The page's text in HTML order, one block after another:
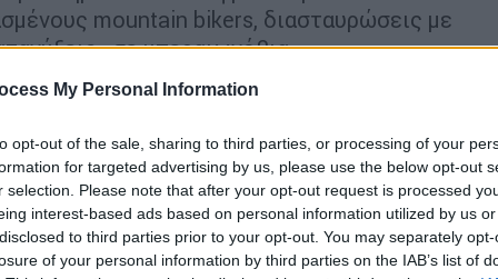
My Personal Information
opt-out of the sale, sharing to third parties, or processing of your
for targeted advertising by us, please use the below opt-out
selection. Please note that after your opt-out request is processed
interest-based ads based on personal information utilized by us
to third parties prior to your opt-out. You may separately
of your personal information by third parties on the IAB’s list of
mountain bikers, διασταυρώσεις με
σε υπεραιωνόβια
Κηρυγμένοι παραδοσιακοί οικισμοί
«αετοφωλιές» των
πορείες, που τις χωρίζει η
ένα πανέμορφο ιστορικό μονοπάτι,
την ιστορία τους και με τους φωτεινούς
τους.